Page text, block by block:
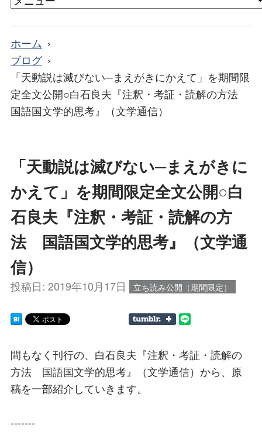
ホーム
ブログ
「天動説は滅びない─まえがきにかえて」を期間限
定全文公開○白石良夫『注釈・考証・読解の方法
国語国文学的思考』（文学通信）
「天動説は滅びない─まえがきに
かえて」を期間限定全文公開○白
石良夫『注釈・考証・読解の方
法 国語国文学的思考』（文学通
信）
投稿日: 2019年10月17日 立ち読み公開（期間限定）
間もなく刊行の、白石良夫『注釈・考証・読解の
方法 国語国文学的思考』（文学通信）から、原
稿を一部紹介していきます。
-------